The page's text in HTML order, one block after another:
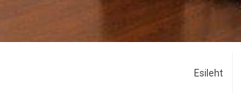
Esileht